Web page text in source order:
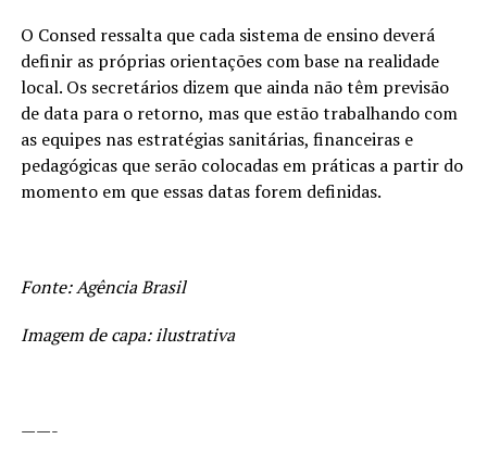
O Consed ressalta que cada sistema de ensino deverá
definir as próprias orientações com base na realidade
local. Os secretários dizem que ainda não têm previsão
de data para o retorno, mas que estão trabalhando com
as equipes nas estratégias sanitárias, financeiras e
pedagógicas que serão colocadas em práticas a partir do
momento em que essas datas forem definidas.
Fonte: Agência Brasil
Imagem de capa: ilustrativa
——-